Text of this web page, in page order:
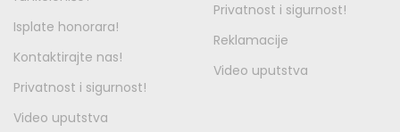
Isplate honorara!
Kontaktirajte nas!
Privatnost i sigurnost!
Video uputstva
Privatnost i sigurnost!
Reklamacije
Video uputstva